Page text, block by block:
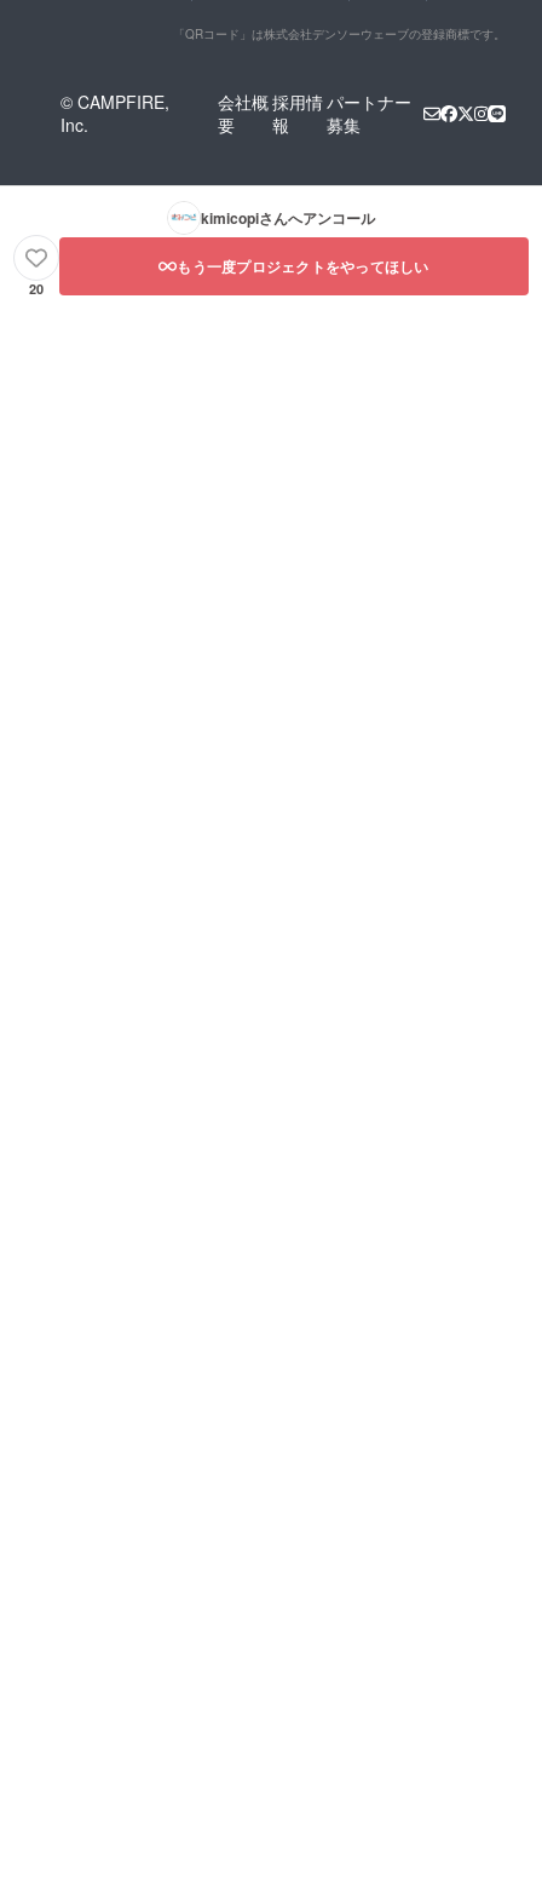
「QRコード」は株式会社デンソーウェーブの登録商標です。
© CAMPFIRE,
Inc.
会社概
要
採用情
報
パートナー
募集
kimicopiさんへアンコール
20
もう一度プロジェクトをやってほしい